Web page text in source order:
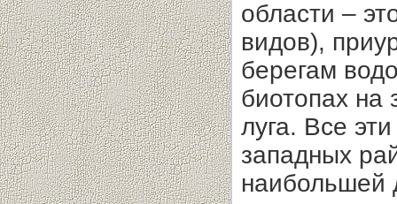
области –
видов),
берегам
биотопах на
луга. Все
западных
наибольшей